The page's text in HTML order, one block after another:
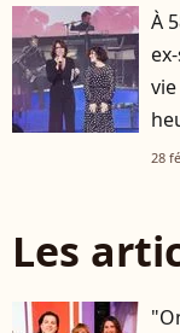
À
28
Les